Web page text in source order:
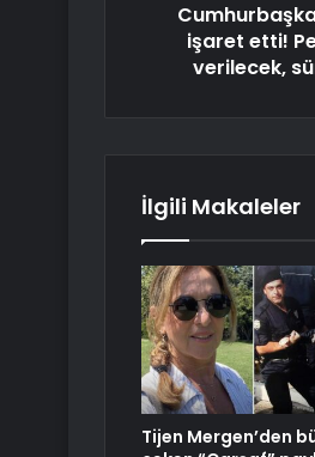
işaret etti!
verilecek,
İlgili Makaleler
Tijen Mergen’den